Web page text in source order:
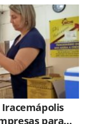
Iracemápolis
para